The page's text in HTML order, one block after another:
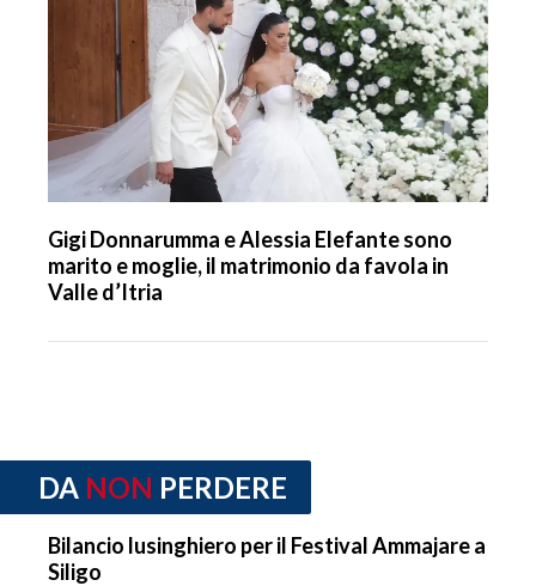
Gigi Donnarumma e Alessia Elefante sono
marito e moglie, il matrimonio da favola in
Valle d’Itria
DA NON PERDERE
Bilancio lusinghiero per il Festival Ammajare a
Siligo